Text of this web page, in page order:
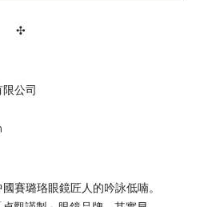
✣
公司
賽璐珞眼鏡匠人的吟詠低喃。